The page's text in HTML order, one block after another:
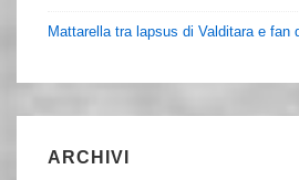
Mattarella tra lapsus di Valditara e fan
ARCHIVI